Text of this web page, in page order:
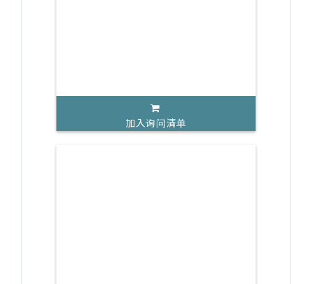
加入询问清单